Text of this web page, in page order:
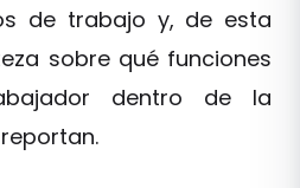
de trabajo y, de esta
sobre qué funciones
dentro de la